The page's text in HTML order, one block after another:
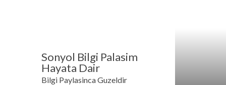
Sonyol Bilgi Palasim
Hayata Dair
Bilgi Paylasinca Guzeldir